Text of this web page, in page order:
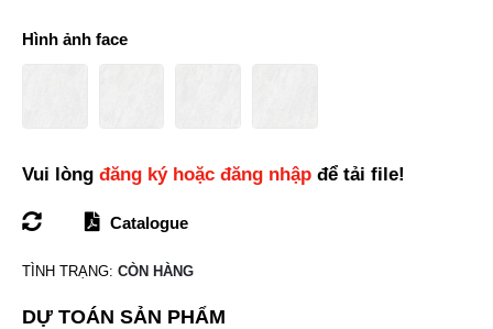
Hình ảnh face
Vui lòng đăng ký hoặc đăng nhập để tải file!
Catalogue
TÌNH TRẠNG: CÒN HÀNG
DỰ TOÁN SẢN PHẨM